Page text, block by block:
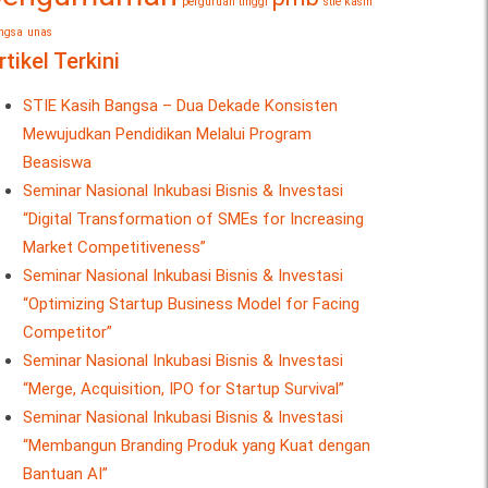
unas
Terkini
STIE Kasih Bangsa – Dua Dekade Konsisten
Mewujudkan Pendidikan Melalui Program
Beasiswa
Seminar Nasional Inkubasi Bisnis & Investasi
“Digital Transformation of SMEs for Increasing
Market Competitiveness”
Seminar Nasional Inkubasi Bisnis & Investasi
“Optimizing Startup Business Model for Facing
Competitor”
Seminar Nasional Inkubasi Bisnis & Investasi
“Merge, Acquisition, IPO for Startup Survival”
Seminar Nasional Inkubasi Bisnis & Investasi
“Membangun Branding Produk yang Kuat dengan
Bantuan AI”